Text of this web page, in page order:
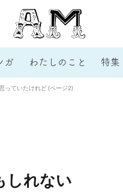
ガ わたしのこと 特集
っていたけれど (ページ2)
しれない